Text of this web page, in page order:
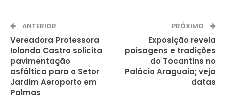
ANTERIOR
Vereadora Professora
Iolanda Castro solicita
pavimentação
asfáltica para o Setor
Jardim Aeroporto em
Palmas
PRÓXIMO
Exposição revela
paisagens e tradições
do Tocantins no
Palácio Araguaia; veja
datas